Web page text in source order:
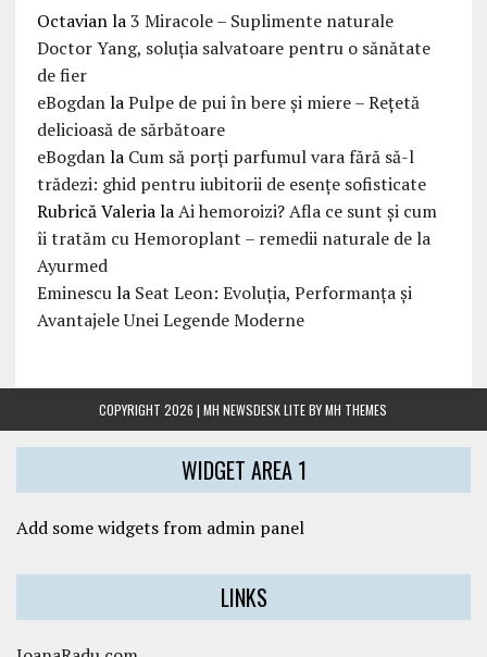
Octavianla3 Miracole – Suplimente naturale
Doctor Yang, soluția salvatoare pentru o sănătate
de fier
eBogdanlaPulpe de pui în bere și miere – Rețetă
delicioasă de sărbătoare
eBogdanla Cum să porți parfumul vara fără să-l
trădezi: ghid pentru iubitorii de esențe sofisticate
Rubrică ValerialaAi hemoroizi? Afla ce sunt și cum
îi tratăm cu Hemoroplant – remedii naturale de la
Ayurmed
Eminescula Seat Leon: Evoluția, Performanța și
Avantajele Unei Legende Moderne
COPYRIGHT 2026 | MH NEWSDESK LITE BYMH THEMES
WIDGET AREA 1
Add some widgets from admin panel
LINKS